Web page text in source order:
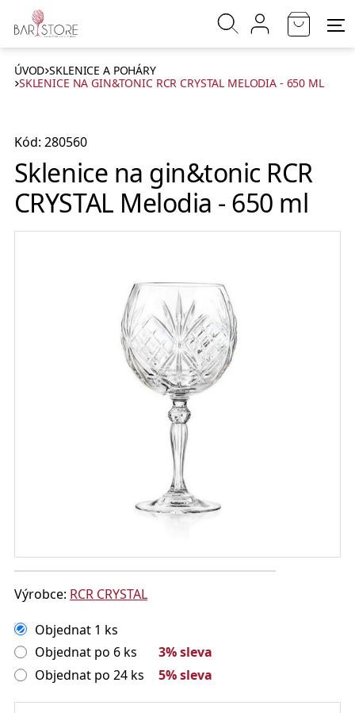
ÚVOD SKLENICE A POHÁRY
SKLENICE NA GIN&TONIC RCR CRYSTAL MELODIA - 650 ML
Kód: 280560
Sklenice na gin&tonic RCR
CRYSTAL Melodia - 650 ml
Výrobce: RCR CRYSTAL
Objednat 1 ks
Objednat po 6 ks
3% sleva
Objednat po 24 ks
5% sleva